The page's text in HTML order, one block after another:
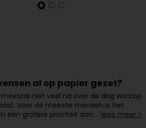
al op papier gezet?
niet veel na over de dag waarop
Voor de meeste mensen is het
een grotere prioriteit dan … lees meer >